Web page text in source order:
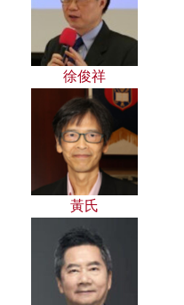
徐俊祥
黃氏